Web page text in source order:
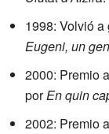
1998: Volvió
Eugeni, un
2000: Premio
porEn quin
2002: Premio